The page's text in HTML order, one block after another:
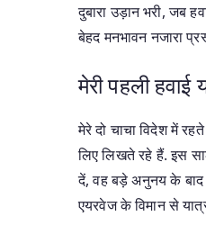
दुबारा उड़ान भरी, जब
बेहद मनभावन नजारा
मेरी पहली
मेरे दो चाचा विदेश में
लिए लिखते रहे हैं. इस
दें, वह बड़े अनुनय के बाद
एयरवेज के विमान से